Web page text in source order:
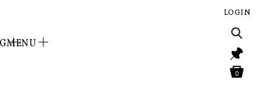
MENU
LOGIN
0